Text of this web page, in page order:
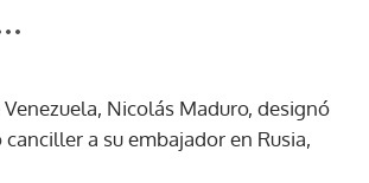
Nicolás Maduro, designó
a su embajador en Rusia,